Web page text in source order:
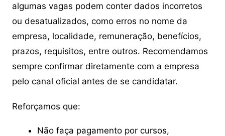
algumas vagas podem conter dados incorretos
ou desatualizados, como erros no nome da
empresa, localidade, remuneração, benefícios,
prazos, requisitos, entre outros. Recomendamos
sempre confirmar diretamente com a empresa
pelo canal oficial antes de se candidatar.
Reforçamos que:
Não faça pagamento por cursos,